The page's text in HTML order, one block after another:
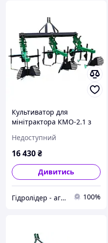
Культиватор для
мінітрактора КМО-2.1 з
Ідеальний догляд за
вашим полем!
Недоступний
16 430₴
Дивитись
Гідролідер - агротехніка, промислове та будівельне обладнання 100%